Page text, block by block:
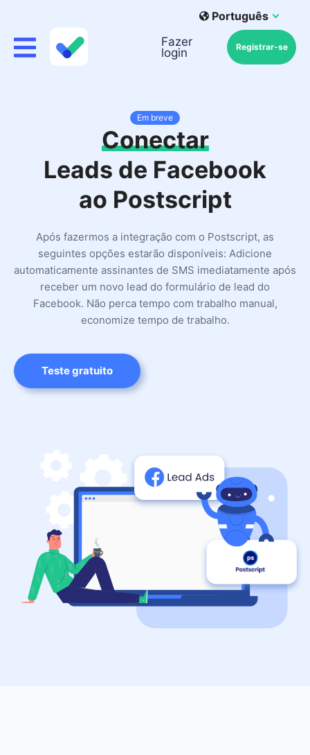
Português
Fazer
login
Registrar-se
Em breve
Conectar
Leads de Facebook
ao Postscript
Após fazermos a integração com o Postscript, as
seguintes opções estarão disponíveis: Adicione
automaticamente assinantes de SMS imediatamente após
receber um novo lead do formulário de lead do
Facebook. Não perca tempo com trabalho manual,
economize tempo de trabalho.
Teste gratuito